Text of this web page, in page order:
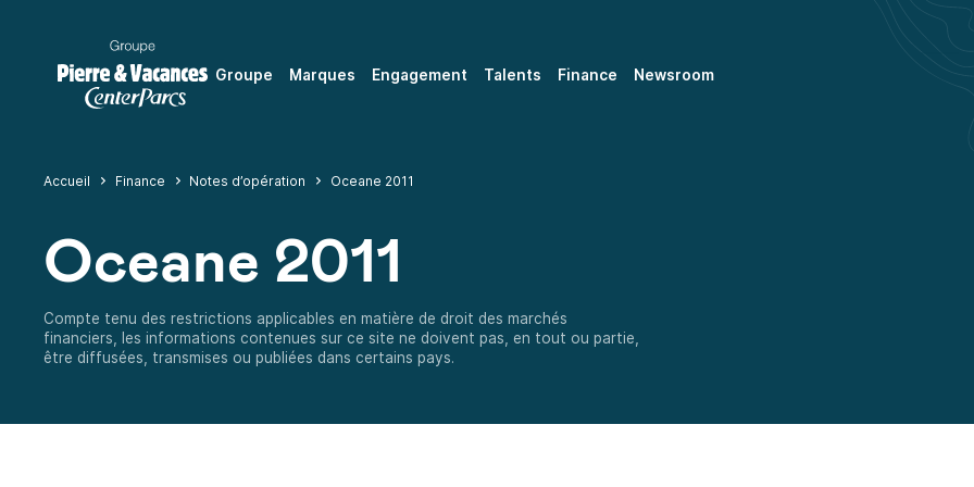
Groupe Marques Engagement Talents Finance Newsroom
Accueil Finance Notes d’opération Oceane 2011
Oceane 2011
Compte tenu des restrictions applicables en matière de droit des marchés
financiers, les informations contenues sur ce site ne doivent pas, en tout ou partie,
être diffusées, transmises ou publiées dans certains pays.